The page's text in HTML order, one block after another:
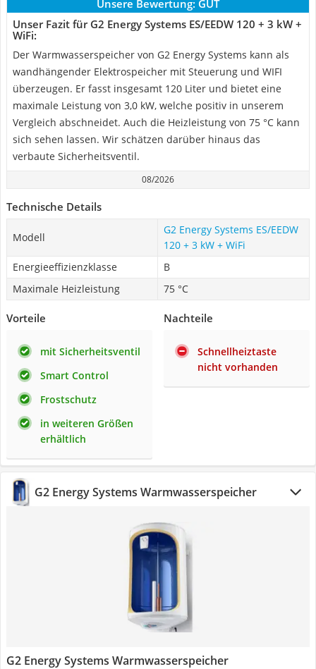
Unsere Bewertung: GUT
Unser Fazit für G2 Energy Systems ‎ES/EEDW 120 + 3 kW +
WiFi:
Der Warmwasserspeicher von G2 Energy Systems kann als
wandhängender Elektrospeicher mit Steuerung und WIFI
überzeugen. Er fasst insgesamt 120 Liter und bietet eine
maximale Leistung von 3,0 kW, welche positiv in unserem
Vergleich abschneidet. Auch die Heizleistung von 75 °C kann
sich sehen lassen. Wir schätzen darüber hinaus das
verbaute Sicherheitsventil.
08/2026
Technische Details
Modell
G2 Energy Systems ‎ES/EEDW
120 + 3 kW + WiFi
Energieeffizienzklasse
B
Maximale Heizleistung
75 °C
Vorteile
mit Sicherheitsventil
Smart Control
Frostschutz
in weiteren Größen
erhältlich
Nachteile
Schnellheiztaste
nicht vorhanden
G2 Energy Systems Warmwasserspeicher
G2 Energy Systems Warmwasserspeicher